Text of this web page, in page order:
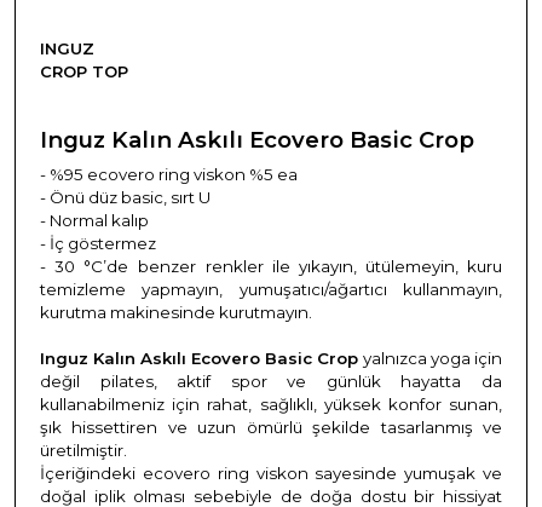
INGUZ
CROP TOP
Inguz Kalın Askılı Ecovero Basic Crop
- %95 ecovero ring viskon %5 ea
- Önü düz basic, sırt U
- Normal kalıp
- İç göstermez
- 30 °C’de
benzer renkler ile yıkayın, ütülemeyin, kuru
temizleme yapmayın, yumuşatıcı/ağartıcı kullanmayın,
kurutma makinesinde kurutmayın.
Inguz Kalın Askılı Ecovero Basic Crop yalnızca yoga için
değil pilates, aktif spor ve günlük hayatta da
kullanabilmeniz için rahat, sağlıklı, yüksek konfor sunan,
şık hissettiren ve uzun ömürlü şekilde tasarlanmış ve
üretilmiştir.
İçeriğindeki ecovero ring viskon sayesinde yumuşak ve
doğal iplik olması sebebiyle de doğa dostu bir hissiyat